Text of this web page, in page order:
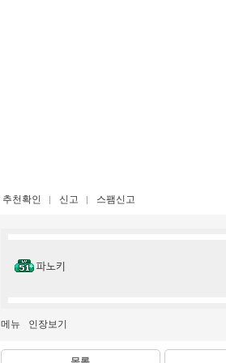
추천확인 신고 스팸신고
파노키
메뉴 인장보기